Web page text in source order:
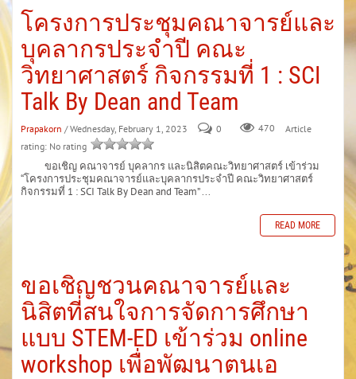
โครงการประชุมคณาจารย์และ
บุคลากรประจำปี คณะ
วิทยาศาสตร์ กิจกรรมที่ 1 : SCI
Talk By Dean and Team
Prapakorn / Wednesday, February 1, 2023 0 470
Article
rating: No rating
ขอเชิญ คณาจารย์ บุคลากร และนิสิตคณะวิทยาศาสตร์ เข้าร่วม
“โครงการประชุมคณาจารย์และบุคลากรประจำปี คณะวิทยาศาสตร์
กิจกรรมที่ 1 : SCI Talk By Dean and Team” ...
READ MORE
ขอเชิญชวนคณาจารย์และ
นิสิตที่สนใจการจัดการศึกษา
แบบ STEM-ED เข้าร่วม online
workshop เพื่อพัฒนาตนเอ